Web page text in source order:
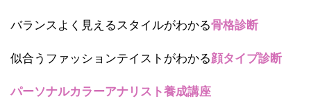
バランスよく見えるスタイルがわかる骨格診断
似合うファッションテイストがわかる顔タイプ診断
パーソナルカラーアナリスト養成講座